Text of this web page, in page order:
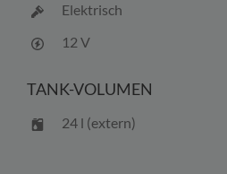
Elektrisch
12 V
TANK-VOLUMEN
24 l (extern)